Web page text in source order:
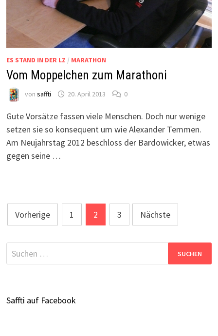
ES STAND IN DER LZ / MARATHON
Vom Moppelchen zum Marathoni
von saffti 20. April 2013 0
Gute Vorsätze fassen viele Menschen. Doch nur wenige
setzen sie so konsequent um wie Alexander Temmen.
Am Neujahrstag 2012 beschloss der Bardowicker, etwas
gegen seine …
Seitennummerierung
der
Beiträge
Vorherige 1 2 3 Nächste
Suchen
nach:
Saffti auf Facebook